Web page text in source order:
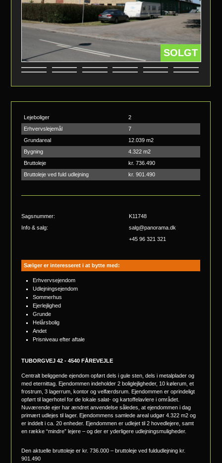
SOLGT
TUBORGVEJ 42 - 4540 FÅREVEJLE
Centralt beliggende ejendom opført dels i gule sten, dels i metalplader og
med eternittag. Ejendommen indeholder 2 boliglejligheder, 10 kølerum, et
frostrum, 3 lagerrum, kontor og velfærdsrum. Ejendommen er oprindeligt
opført til lagerhotel for de lokale salat- og kartoffelavlere i området.
Nuværende ejer har ændret anvendelse således, at ejendommen i dag
primært udlejes til lager. Ejendommens samlede areal udgør 4.322 m2 og
er inddelt i ca. 20 enheder. Ejendommen er udlejet til 2 hovedlejere, samt
en række “mindre” lejere – og der er yderligere udlejningsmuligheder.
Den aktuelle bruttoleje er kr. 736.000 – bruttoleje ved fuldudlejning kr.
901.490
Lejeboliger
2
Erhvervslejemål
7
Grundareal
12.039 m2
Bygning
4.322 m2
Bruttoleje
kr. 736.490
Bruttoleje ved fuld udlejning
kr. 901.490
Sagsnummer:
K11748
Info & salg:
salg@panorama.dk
+45 96 321 321
Sælger er interesseret i at bytte med:
Erhvervsejendom
Udlejningsejendom
Sommerhus
Ejerlejlighed
Grunde
Helårsbolig
Andet
Prisniveau efter aftale